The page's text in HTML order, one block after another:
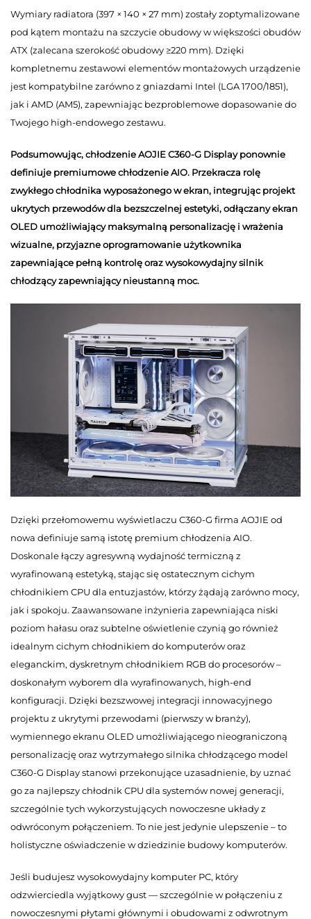
Wymiary radiatora (397 × 140 × 27 mm) zostały zoptymalizowane
pod kątem montażu na szczycie obudowy w większości obudów
ATX (zalecana szerokość obudowy ≥220 mm). Dzięki
kompletnemu zestawowi elementów montażowych urządzenie
jest kompatybilne zarówno z gniazdami Intel (LGA 1700/1851),
jak i AMD (AM5), zapewniając bezproblemowe dopasowanie do
Twojego high-endowego zestawu.
Podsumowując, chłodzenie AOJIE C360-G Display ponownie
definiuje premiumowe chłodzenie AIO. Przekracza rolę
zwykłego chłodnika wyposażonego w ekran, integrując projekt
ukrytych przewodów dla bezszczelnej estetyki, odłączany ekran
OLED umożliwiający maksymalną personalizację i wrażenia
wizualne, przyjazne oprogramowanie użytkownika
zapewniające pełną kontrolę oraz wysokowydajny silnik
chłodzący zapewniający nieustanną moc.
Dzięki przełomowemu wyświetlaczu C360-G firma AOJIE od
nowa definiuje samą istotę premium chłodzenia AIO.
Doskonale łączy agresywną wydajność termiczną z
wyrafinowaną estetyką, stając się ostatecznym cichym
chłodnikiem CPU dla entuzjastów, którzy żądają zarówno mocy,
jak i spokoju. Zaawansowane inżynieria zapewniająca niski
poziom hałasu oraz subtelne oświetlenie czynią go również
idealnym cichym chłodnikiem do komputerów oraz
eleganckim, dyskretnym chłodnikiem RGB do procesorów –
doskonałym wyborem dla wyrafinowanych, high-end
konfiguracji. Dzięki bezszwowej integracji innowacyjnego
projektu z ukrytymi przewodami (pierwszy w branży),
wymiennego ekranu OLED umożliwiającego nieograniczoną
personalizację oraz wytrzymałego silnika chłodzącego model
C360-G Display stanowi przekonujące uzasadnienie, by uznać
go za najlepszy chłodnik CPU dla systemów nowej generacji,
szczególnie tych wykorzystujących nowoczesne układy z
odwróconym połączeniem. To nie jest jedynie ulepszenie – to
holistyczne oświadczenie w dziedzinie budowy komputerów.
Jeśli budujesz wysokowydajny komputer PC, który
odzwierciedla wyjątkowy gust — szczególnie w połączeniu z
nowoczesnymi płytami głównymi i obudowami z odwrotnym